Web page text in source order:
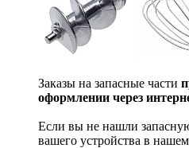
Заказы на запасные части
оформлении через
Если вы не нашли
вашего устройства в нашем